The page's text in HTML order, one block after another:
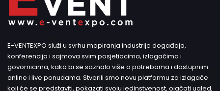
E-VENTEXPO služi u svrhu mapiranja industrije događaja,
konferencija i sajmova svim posjetiocima, izlagačima i
govornicima, kako bi se saznalo više o potrebama i dostupnim
online i live ponudama. Stvorili smo novu platformu za izlagače
koji će se predstaviti, pokazati svoju jedinstvenost, ojačati ugled,